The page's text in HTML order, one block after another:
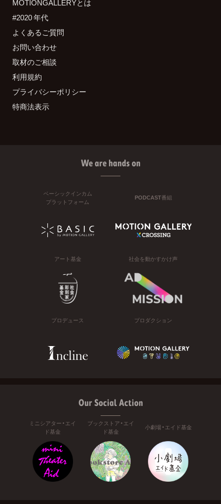
MOTIONGALLERYとは
#2020 年代
よくあるご質問
お問い合わせ
取材のご相談
利用規約
プライバシーポリシー
特商法表示
We are hands on
ベーシックインカム
プラットフォーム
PODCAST番組
アート基金 社会を動かすかけ声
プロデュース プロダクション
Our Social Action
ミニシアター・エイ
ド基金
ブックストア・エイ
ド基金
小劇場・エイド基金